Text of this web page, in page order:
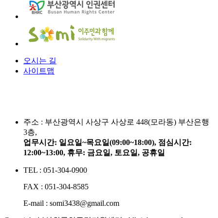
오시는 길
사이트맵
주소 : 부산광역시 사상구 사상로 448(모라동) 부산은행
3층,
업무시간: 일요일~목요일(09:00~18:00), 점심시간:
12:00~13:00, 휴무: 금요일, 토요일, 공휴일
TEL : 051-304-0900
FAX : 051-304-8585
E-mail : somi3438@gmail.com